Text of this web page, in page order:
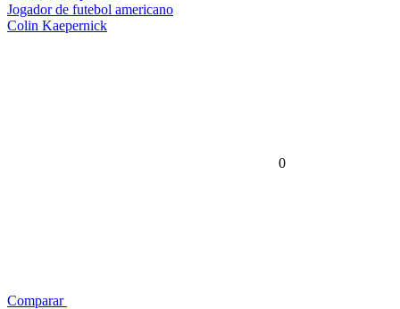
Jogador de futebol americano
Colin Kaepernick
0
Comparar